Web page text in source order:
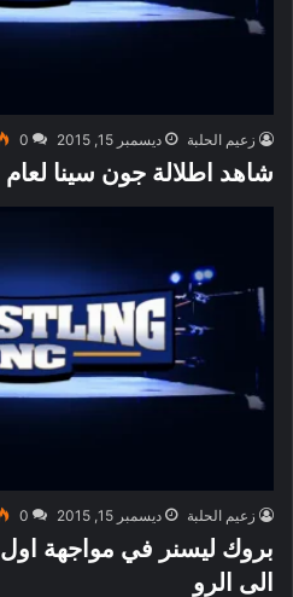
زعيم الحلبة ديسمبر 15, 2015 0
شاهد اطلالة جون سينا لعام 2016
زعيم الحلبة ديسمبر 15, 2015 0
بروك ليسنر في مواجهة
الى الرو